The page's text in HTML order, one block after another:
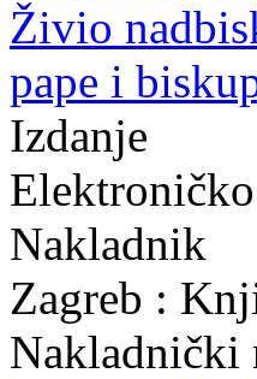
Živio
pape i
Izdanje
Nakladnik
Zagreb :
Nakladnički